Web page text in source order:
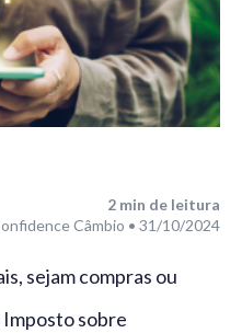
2 min de leitura
Câmbio • 31/10/2024
sejam compras ou
sobre